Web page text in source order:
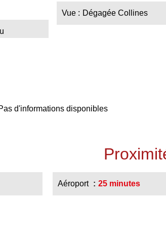
Vue Dégagée Collines
d'informations disponibles
Aéroport 25 minutes